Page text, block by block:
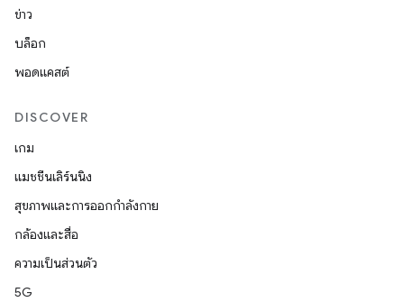
ข่าว
บล็อก
พอดแคสต์
DISCOVER
เกม
แมชชีนเลิร์นนิง
สุขภาพและการออกกำลังกาย
กล้องและสื่อ
ความเป็นส่วนตัว
5G